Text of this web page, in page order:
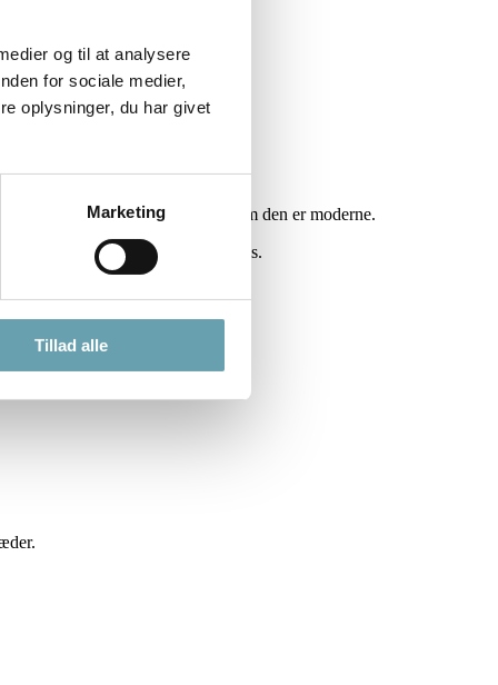
og til at analysere
for sociale medier,
oplysninger, du har givet
Marketing
Tillad alle
er overbærende og så ikonisk som den er moderne.
i brandets mest ikoniske designs.